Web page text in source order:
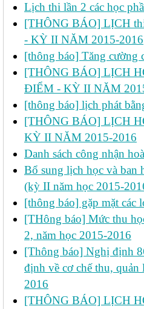
Lịch thi lần 2 các học
[THÔNG BÁO] LỊCH
- KỲ II NĂM 2015-2016
[thông báo] Tăng cường
[THÔNG BÁO] LỊCH
ĐIỂM - KỲ II NĂM
[thông báo] lịch phát
[THÔNG BÁO] LỊCH
KỲ II NĂM 2015-2016
Danh sách công nhận
Bổ sung lịch học và ban
(kỳ II năm học 2015-
[thông báo] gặp mặt các
[THông báo] Mức thu
2, năm học 2015-2016
[Thông báo] Nghị định
định về cơ chế thu,
2016
[THÔNG BÁO] LỊCH